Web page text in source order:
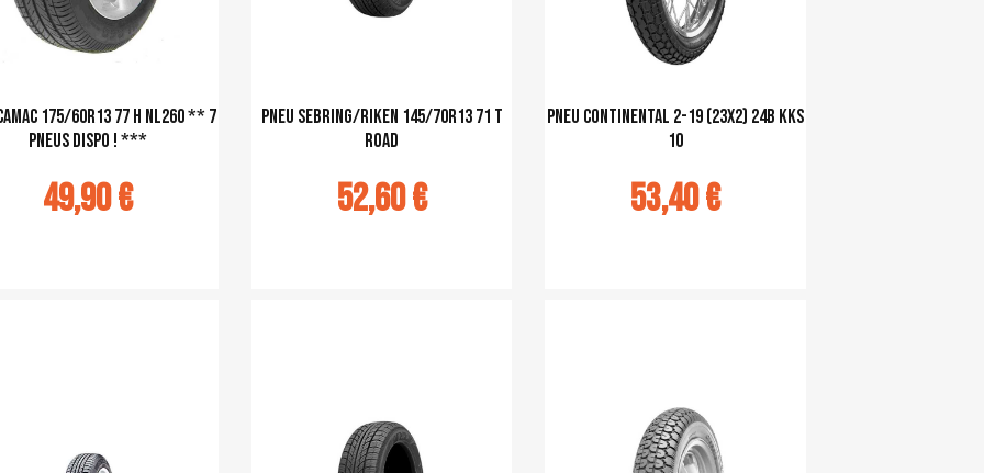
175/60R13 77 H NL260 ** 7
pneus dispo ! ***
49,90 €
pneu Sebring/Riken 145/70R13 71 T
Road
52,60 €
pneu Continental 2-19 (23x2) 24B KKS
10
53,40 €